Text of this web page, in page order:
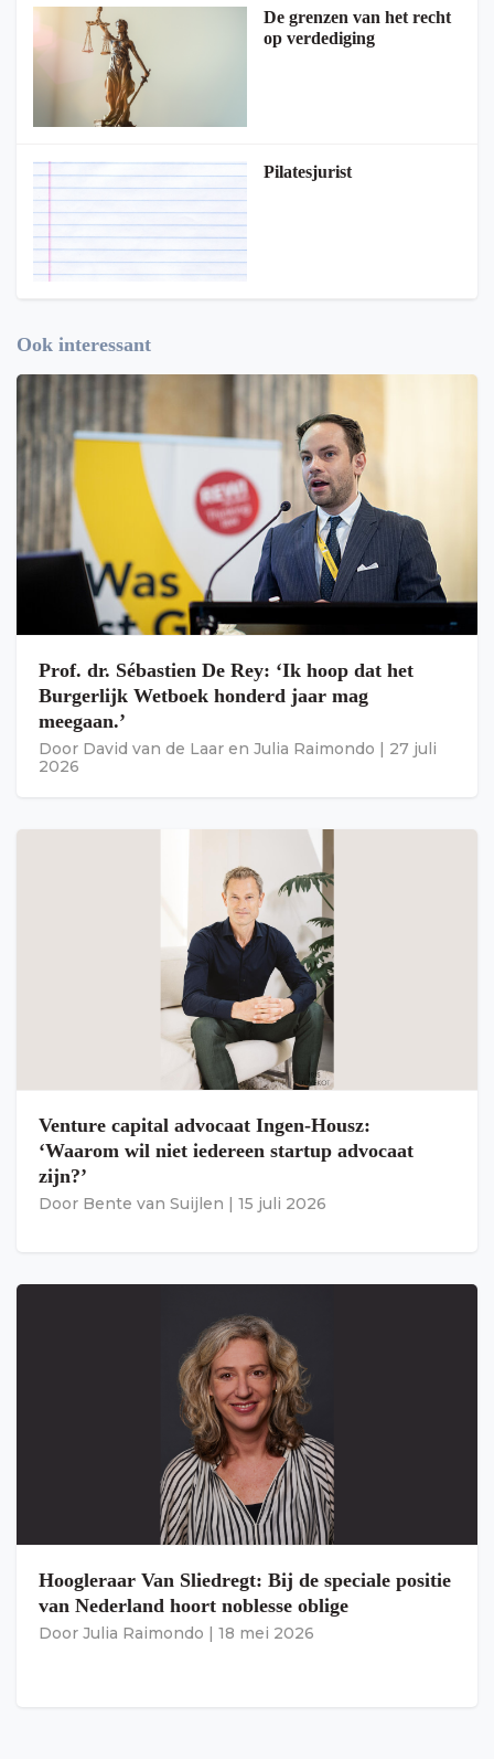
De grenzen van het recht
op verdediging
Pilatesjurist
Ook interessant
Prof. dr. Sébastien De Rey: ‘Ik hoop dat het
Burgerlijk Wetboek honderd jaar mag
meegaan.’
Door David van de Laar en Julia Raimondo | 27 juli
2026
Venture capital advocaat Ingen-Housz:
‘Waarom wil niet iedereen startup advocaat
zijn?’
Door Bente van Suijlen | 15 juli 2026
Hoogleraar Van Sliedregt: Bij de speciale positie
van Nederland hoort noblesse oblige
Door Julia Raimondo | 18 mei 2026